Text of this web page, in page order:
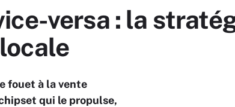
versa : la
fouet à la vente
qui le propulse,